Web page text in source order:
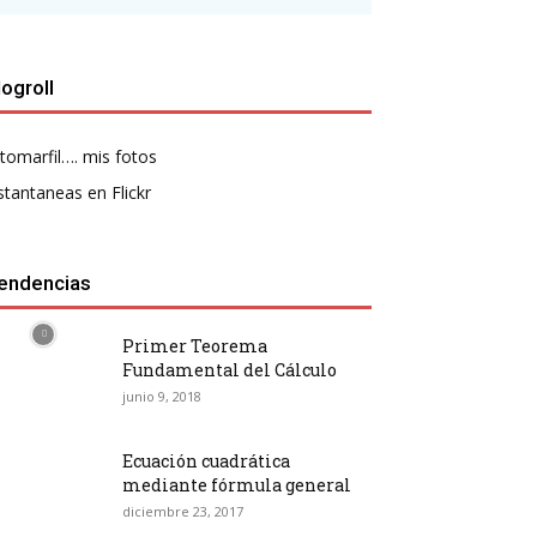
mis fotos
en Flickr
Primer Teorema
Fundamental del Cálculo
junio 9, 2018
Ecuación cuadrática
mediante fórmula general
diciembre 23, 2017